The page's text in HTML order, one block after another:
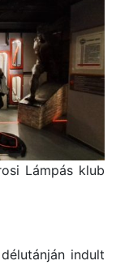
Lámpás klub
indult